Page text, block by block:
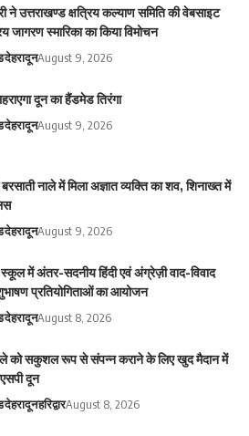
ने उत्तराखण्ड क्षत्रिय कल्याण समिति की वेबसाइट
जागरण स्मारिका का किया विमोचन
देहरादूनAugust 9, 2026
दून का हैंडमेड तिरंगा
देहरादूनAugust 9, 2026
नाले में मिला अज्ञात व्यक्ति का शव, शिनाख्त में
देहरादूनAugust 9, 2026
में अंतर-सदनीय हिंदी एवं अंग्रेज़ी वाद-विवाद
प्रतियोगिताओं का आयोजन
देहरादूनAugust 8, 2026
को सकुशल रूप से संपन्न कराने के लिए खुद मैदान में
दून
देहरादूनहरिद्वारAugust 8, 2026